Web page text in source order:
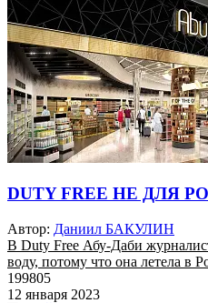
DUTY FREE НЕ ДЛЯ
Автор: Даниил БАКУЛИН
В Duty Free Абу-Даби
воду, потому что она летела в
199805
12 января 2023